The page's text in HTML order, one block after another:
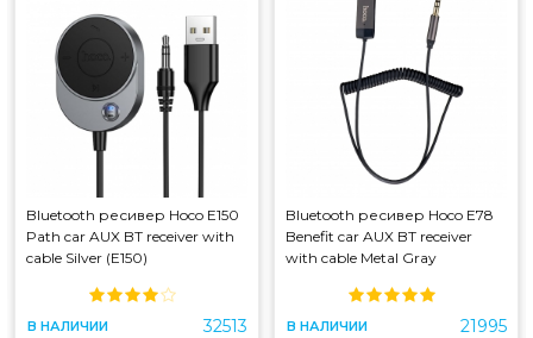
Bluetooth ресивер Hoco E150
Path car AUX BT receiver with
cable Silver (E150)
В НАЛИЧИИ 32513
Bluetooth ресивер Hoco E78
Benefit car AUX BT receiver
with cable Metal Gray
В НАЛИЧИИ 21995